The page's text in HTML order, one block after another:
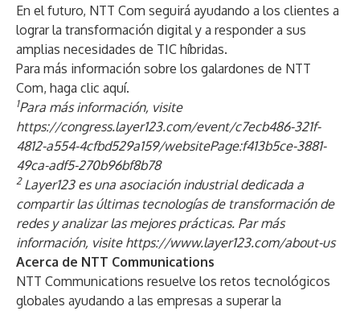
En el futuro, NTT Com seguirá ayudando a los clientes a
lograr la transformación digital y a responder a sus
amplias necesidades de TIC híbridas.
Para más información sobre los galardones de NTT
Com, haga clic aquí.
1Para más información, visite
https://congress.layer123.com/event/c7ecb486-321f-
4812-a554-4cfbd529a159/websitePage:f413b5ce-3881-
49ca-adf5-270b96bf8b78
2 Layer123 es una asociación industrial dedicada a
compartir las últimas tecnologías de transformación de
redes y analizar las mejores prácticas. Par más
información, visite https://www.layer123.com/about-us
Acerca de NTT Communications
NTT Communications resuelve los retos tecnológicos
globales ayudando a las empresas a superar la